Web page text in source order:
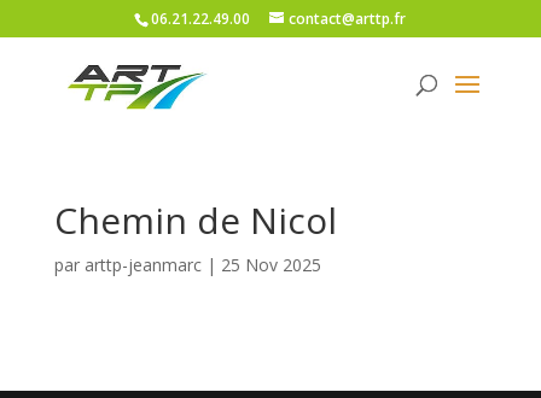
06.21.22.49.00 contact@arttp.fr
Chemin de Nicol
par arttp-jeanmarc| 25 Nov 2025